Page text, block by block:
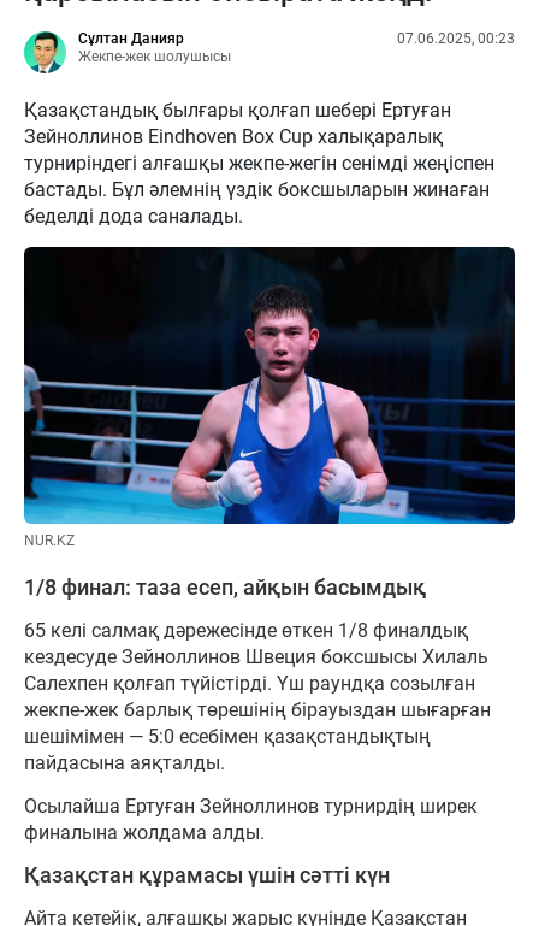
Сұлтан Данияр
Жекпе-жек шолушысы
07.06.2025, 00:23
Қазақстандық былғары қолғап шебері Ертуған
Зейноллинов Eindhoven Box Cup халықаралық
турниріндегі алғашқы жекпе-жегін сенімді жеңіспен
бастады. Бұл әлемнің үздік боксшыларын жинаған
беделді дода саналады.
NUR.KZ
1/8 финал: таза есеп, айқын басымдық
65 келі салмақ дәрежесінде өткен 1/8 финалдық
кездесуде Зейноллинов Швеция боксшысы Хилаль
Салехпен қолғап түйістірді. Үш раундқа созылған
жекпе-жек барлық төрешінің бірауыздан шығарған
шешімімен — 5:0 есебімен қазақстандықтың
пайдасына аяқталды.
Осылайша Ертуған Зейноллинов турнирдің ширек
финалына жолдама алды.
Қазақстан құрамасы үшін сәтті күн
Айта кетейік, алғашқы жарыс күнінде Қазақстан